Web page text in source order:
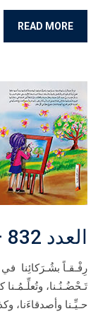
READ MORE
العدد 832 – أيلول 2022
رِفْـقـاً بشُـرَكائِنا
تَـحْضُـنُـنا،
حـيِّـنا وأصدقاءَنا،